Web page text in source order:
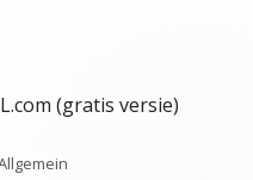
(gratis versie)